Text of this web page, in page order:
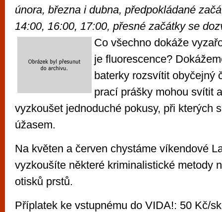
února, března i dubna, předpokládané
14:00, 16:00, 17:00, přesné začátky se
Co všechno dokáže
je fluorescence?
baterky rozsvítit obyčejný
prací prášky mohou svítit
vyzkoušet jednoduché pokusy, při kterých
úžasem.
Na květen a červen chystáme víkendové
vyzkoušíte některé kriminalistické metody
otisků prstů.
Příplatek ke vstupnému do VIDA!: 50 Kč/